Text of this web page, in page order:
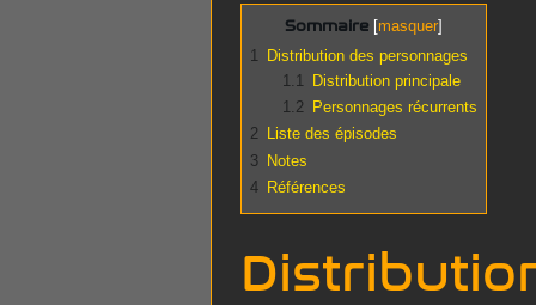
Sommaire
1
Distribution des personnages
1.1
Distribution principale
1.2
Personnages récurrents
2 Liste des épisodes
3 Notes
4 Références